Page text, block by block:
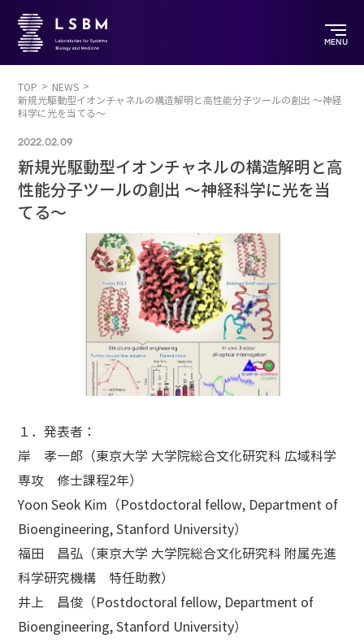
MENU
TOP
NEWS
新規光駆動型イオンチャネルの構造解明と高性能分子ツールの創出 ～神経
科学に光を当てる～
2022.02.09
新規光駆動型イオンチャネルの構造解明と高
性能分子ツールの創出 ～神経科学に光を当
てる～
１．発表者 ：
岸 孝一郎（東京大学 大学院総合文化研究科 広域科学
専攻 修士課程2年）
Yoon Seok Kim（Postdoctoral fellow, Department of
Bioengineering, Stanford University）
福田 昌弘（東京大学 大学院総合文化研究科 附属先進
科学研究機構 特任助教）
井上 昌俊（Postdoctoral fellow, Department of
Bioengineering, Stanford University）